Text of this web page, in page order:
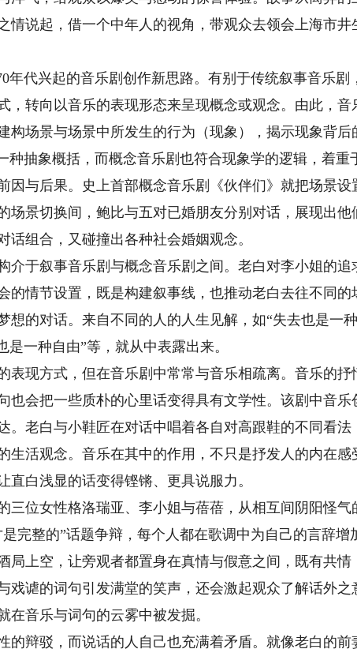
情说起，借一个中年人的视角，带观众去领会上海市井
代兴起的音乐剧创作新思路。有别于传统叙事音乐剧
，转向以音乐的表现形态来呈现概念或观念。由此，音
构场景与场景中所发生的行为（现象），揭示现象背后
种抽象概括，而概念音乐剧也符合现象学的逻辑，着重
因与后果。史上首部概念音乐剧《伙伴们》就把场景设
场景切换间，鲍比与五对已婚朋友分别对话，展现出他
话组合，又碰撞出各种社会婚姻观念。
于叙事音乐剧与概念音乐剧之间。老白对李小姐的追
的情节设置，既是构建叙事线，也推动老白去往不同的
想的对话。来自不同的人的人生见解，如“失去也是一
是一种自由”等，就从中表露出来。
现方式，但在音乐剧中常常与音乐相疏离。音乐的抒
也会把一些质朴的心里话变得具有文学性。该剧中音乐
。老白与小鞋匠在对话中唱着各自对高跟鞋的不同看法
生活观念。音乐在其中的作用，不只是抒发人的内在感
直白浅显的话变得铿锵、更具说服力。
位女性格洛瑞亚、李小姐与蓓蓓，从相互间阴阳怪气
完整的”话题争辩，每个人都在歌调中为自己的言辞增
局上空，让旁观者都置身在真情与假意之间，既有共情
戏谑的词句引发满堂的笑声，还会激起观众了解话外之
在音乐与词句的云雾中被发掘。
辩驳，而说话的人自己也充满着矛盾。就像老白的前